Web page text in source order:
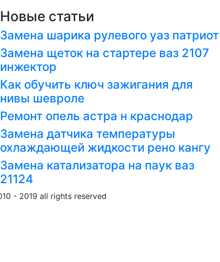
Новые статьи
Замена шарика рулевого уаз патриот
Замена щеток на стартере ваз 2107
инжектор
Как обучить ключ зажигания для
нивы шевроле
Ремонт опель астра н краснодар
Замена датчика температуры
охлаждающей жидкости рено кангу
Замена катализатора на паук ваз
21124
- 2019 all rights reserved